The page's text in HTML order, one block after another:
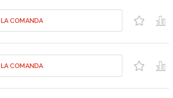
LA COMANDA
LA COMANDA